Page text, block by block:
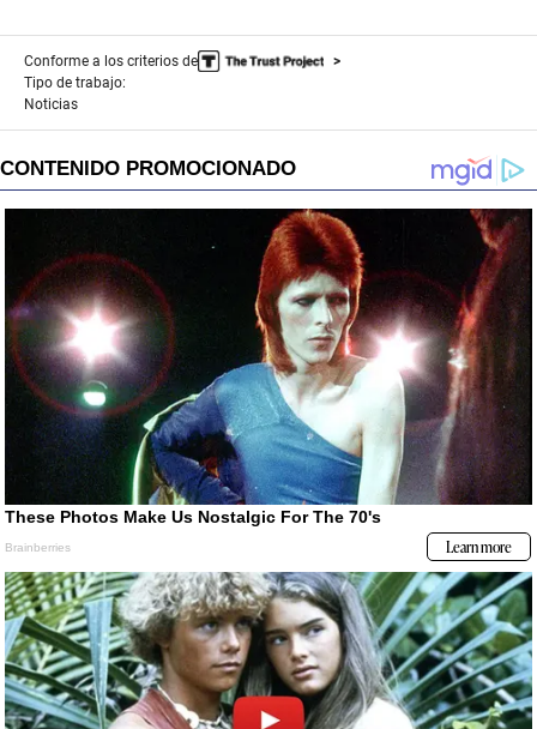
Conforme a los criterios de
Tipo de trabajo:
Noticias